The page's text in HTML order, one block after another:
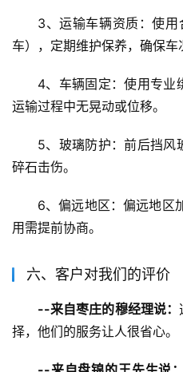
3、运输车辆资质：使
车），定期维护保养，确保车
4、车辆固定：使用专业
运输过程中无晃动或位移。
5、玻璃防护：前后挡风
碎石击伤。
6、偏远地区：偏远地区
用需提前协商。
六、客户对我们的评价
--来自枣庄的穆经理说：
择，他们的服务让人很省心。